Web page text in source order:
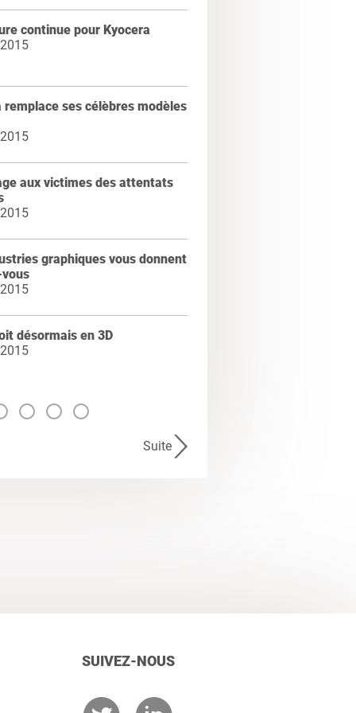
continue pour Kyocera
remplace ses célèbres modèles
aux victimes des attentats
graphiques vous donnent
désormais en 3D
Suite
SUIVEZ-NOUS